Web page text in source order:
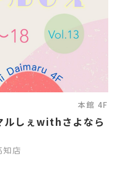
本館 4F
ルしぇwithさよなら
店